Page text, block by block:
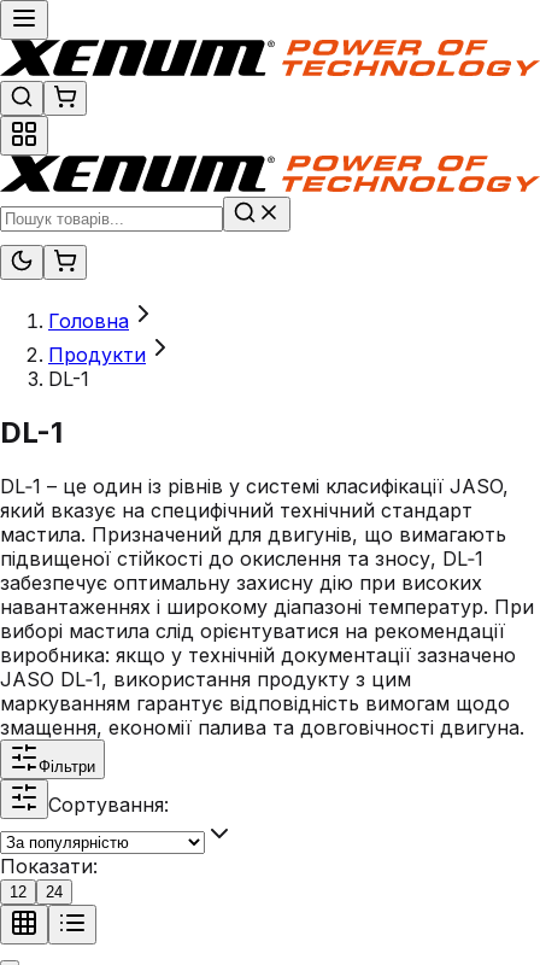
Головна
Продукти
DL-1
DL-1
DL‑1 – це один із рівнів у системі класифікації JASO,
який вказує на специфічний технічний стандарт
мастила. Призначений для двигунів, що вимагають
підвищеної стійкості до окислення та зносу, DL‑1
забезпечує оптимальну захисну дію при високих
навантаженнях і широкому діапазоні температур. При
виборі мастила слід орієнтуватися на рекомендації
виробника: якщо у технічній документації зазначено
JASO DL‑1, використання продукту з цим
маркуванням гарантує відповідність вимогам щодо
змащення, економії палива та довговічності двигуна.
Фільтри
Сортування:
Показати:
12 24